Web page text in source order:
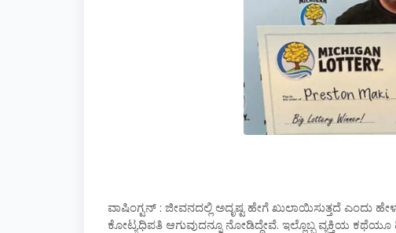
ವಾಷಿಂಗ್ಟನ್ : ಜೀವನದಲ್ಲಿ ಅದೃಷ್ಟ ಹೇಗೆ ಖುಲಾಯಿಸುತ್ತದೆ ಎಂದು
ಕೋಟ್ಯಧಿಪತಿ ಆಗುವುದನ್ನೂ ನೋಡಿದ್ದೇವೆ. ಇಲ್ಲೊಬ್ಬ ವ್ಯಕ್ತಿಯ